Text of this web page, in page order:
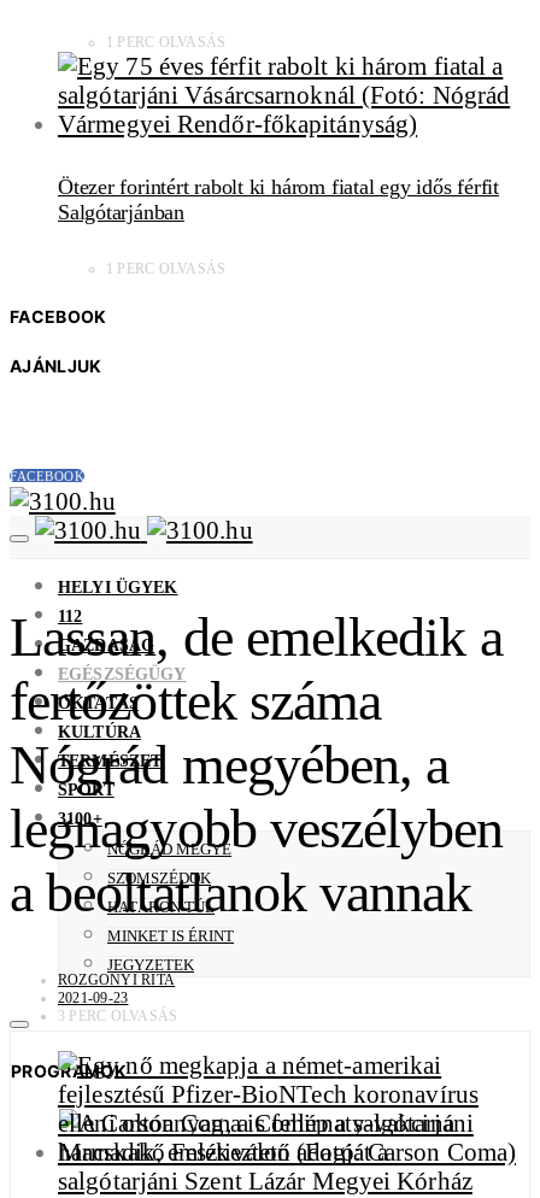
1 PERC OLVASÁS
Ötezer forintért rabolt ki három fiatal egy idős férfit
Salgótarjánban
1 PERC OLVASÁS
FACEBOOK
AJÁNLJUK
FACEBOOK
HELYI ÜGYEK
112
GAZDASÁG
EGÉSZSÉGÜGY
OKTATÁS
KULTÚRA
TERMÉSZET
SPORT
3100+
NÓGRÁD MEGYE
SZOMSZÉDOK
HATÁRON TÚL
MINKET IS ÉRINT
JEGYZETEK
PROGRAMOK
Lassan, de emelkedik a
fertőzöttek száma
Nógrád megyében, a
legnagyobb veszélyben
a beoltatlanok vannak
ROZGONYI RITA
2021-09-23
3 PERC OLVASÁS